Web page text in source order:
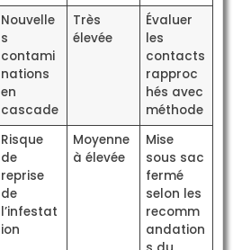
Nouvelle
s
contami
nations
en
cascade
Très
élevée
Évaluer
les
contacts
rapproc
hés avec
méthode
Risque
de
reprise
de
l’infestat
ion
Moyenne
à élevée
Mise
sous sac
fermé
selon les
recomm
andation